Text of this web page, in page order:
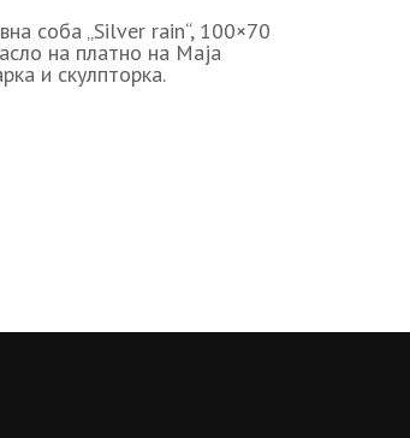
соба „Silver rain“, 100×70
на платно на Маја
и скулпторка.